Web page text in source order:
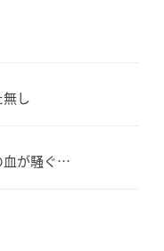
し
血が騒ぐ…